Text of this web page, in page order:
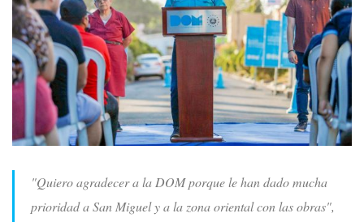
"Quiero agradecer a la DOM porque le han dado mucha
prioridad a San Miguel y a la zona oriental con las obras",